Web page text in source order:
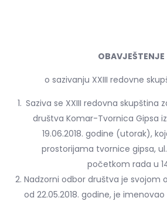
OBAVJEŠTENJE
o sazivanju XXIII redovne
Saziva se XXIII redovna skupština
društva Komar-Tvornica Gipsa
19.06.2018. godine (utorak),
prostorijama tvornice gipsa,
početkom rada u
Nadzorni odbor društva je svojom
od 22.05.2018. godine, je